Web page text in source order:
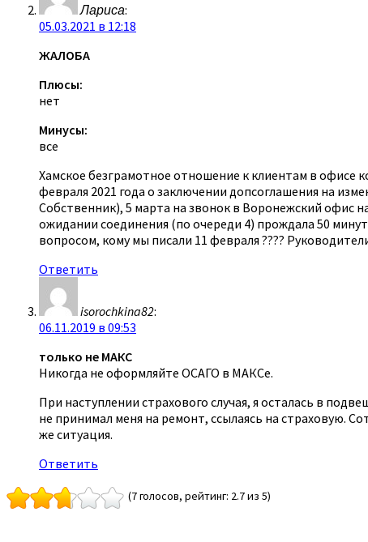
Лариса:
05.03.2021 в 12:18
ЖАЛОБА
Плюсы:
нет
Минусы:
все
Хамское безграмотное отношение к клиентам в офисе
февраля 2021 года о заключении допсоглашения на
Собственник), 5 марта на звонок в Воронежский офис
ожидании соединения (по очереди 4) прождала 50
вопросом, кому мы писали 11 февраля ????
Ответить
isorochkina82:
06.11.2019 в 09:53
только не МАКС
Никогда не оформляйте ОСАГО в МАКСе.
При наступлении страхового случая, я осталась в
не принимал меня на ремонт, ссылаясь на страховую.
же ситуация.
Ответить
(7 голосов, рейтинг: 2.7 из 5)